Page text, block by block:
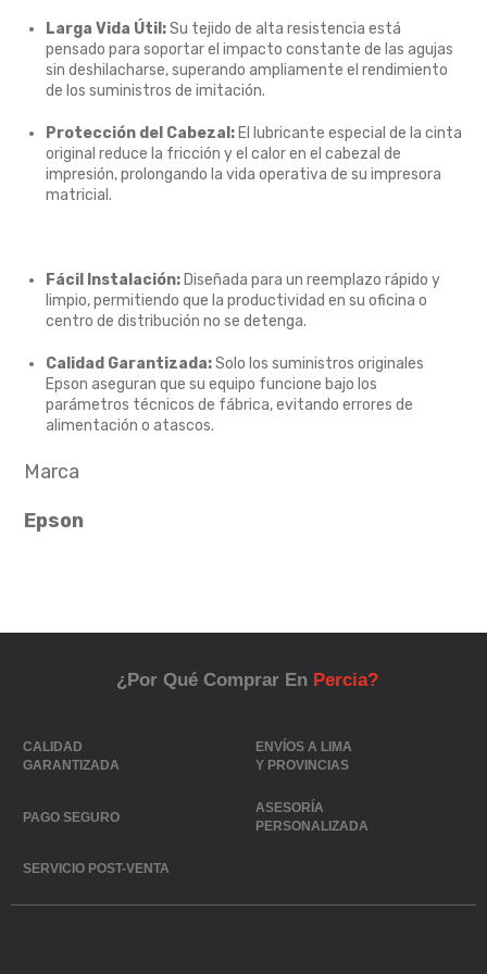
Larga Vida Útil:Su tejido de alta resistencia está
pensado para soportar el impacto constante de las agujas
sin deshilacharse, superando ampliamente el rendimiento
de los suministros de imitación.
Protección del Cabezal: El lubricante especial de la cinta
original reduce la fricción y el calor en el cabezal de
impresión, prolongando la vida operativa de su impresora
matricial.
Fácil Instalación: Diseñada para un reemplazo rápido y
limpio, permitiendo que la productividad en su oficina o
centro de distribución no se detenga.
Calidad Garantizada:Solo los suministros originales
Epson aseguran que su equipo funcione bajo los
parámetros técnicos de fábrica, evitando errores de
alimentación o atascos.
Marca
Epson
¿Por Qué Comprar En Percia?
CALIDAD
GARANTIZADA
ENVÍOS A LIMA
Y PROVINCIAS
PAGO SEGURO
ASESORÍA
PERSONALIZADA
SERVICIO POST-VENTA